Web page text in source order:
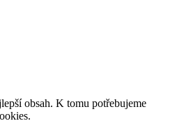
obsah. K tomu potřebujeme